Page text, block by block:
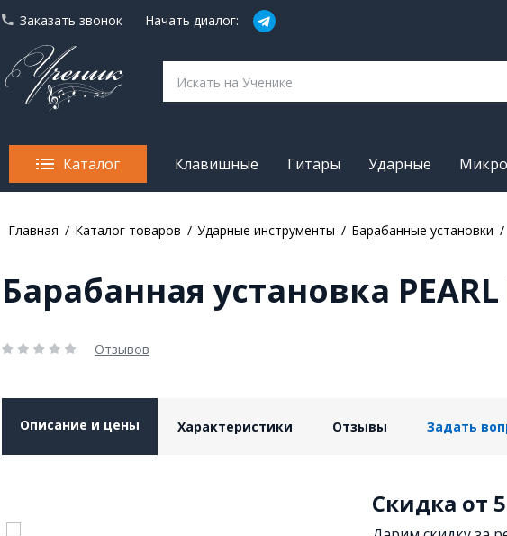
Заказать звонок Начать диалог:
Каталог Клавишные Гитары Ударные
Главная Каталог товаров Ударные инструменты Барабанные установки
Барабанная установка PEARL
Отзывов
Описание и цены Характеристики Отзывы Задать
Скидка от